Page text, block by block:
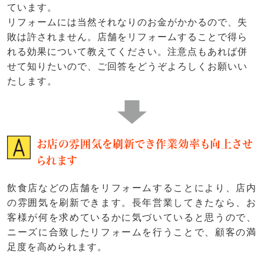
ています。
リフォームには当然それなりのお金がかかるので、失
敗は許されません。店舗をリフォームすることで得ら
れる効果について教えてください。注意点もあれば併
せて知りたいので、ご回答をどうぞよろしくお願いい
たします。
お店の雰囲気を刷新でき作業効率も向上させ
られます
飲食店などの店舗をリフォームすることにより、店内
の雰囲気を刷新できます。長年営業してきたなら、お
客様が何を求めているかに気づいていると思うので、
ニーズに合致したリフォームを行うことで、顧客の満
足度を高められます。